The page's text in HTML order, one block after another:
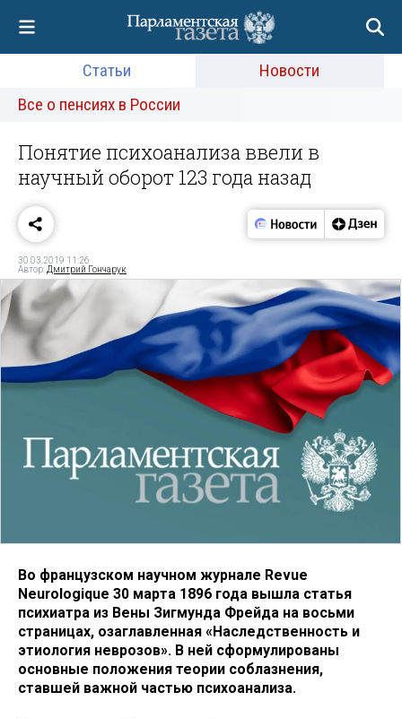
Статьи
Новости
Все о пенсиях в России
Понятие психоанализа ввели в
научный оборот 123 года назад
30.03.2019 11:26
Автор: Дмитрий Гончарук
Во французском научном журнале Revue
Neurologique 30 марта 1896 года вышла статья
психиатра из Вены Зигмунда Фрейда на восьми
страницах, озаглавленная «Наследственность и
этиология неврозов». В ней сформулированы
основные положения теории соблазнения,
ставшей важной частью психоанализа.